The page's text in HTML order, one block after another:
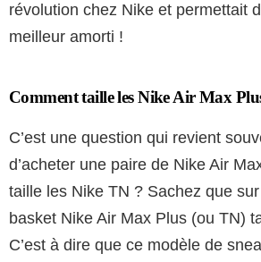
révolution chez Nike et permettait
meilleur amorti !
Comment taille les Nike Air Max
C’est une question qui revient
d’acheter une paire de Nike Air
taille les Nike TN ? Sachez que
basket Nike Air Max Plus (ou TN)
C’est à dire que ce modèle de